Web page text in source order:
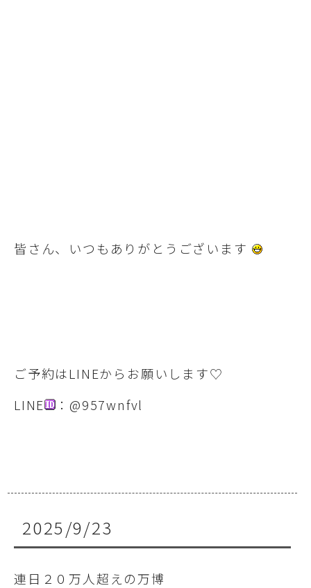
皆さん、いつもありがとうございます
ご予約はLINEからお願いします♡
LINE
：@957wnfvl
2025/9/23
連日２０万人超えの万博